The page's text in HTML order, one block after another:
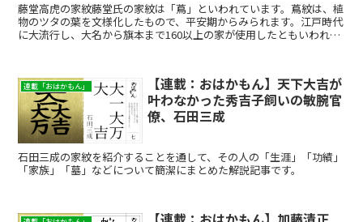
藤堂高虎の家紋藤堂氏の家紋は「蔦」といわれています。蔦紋は、植
物のツタの葉を文様化したもので、平安期からみられます。江戸時代
に大流行し、大名から旗本まで160以上の家が使用したともいわれ、
連載「おはかもん」
【連載：おはかもん】天下大吉が
叶わなかった秀吉子飼いの敏腕官
僚、石田三成
石田三成の家紋を紹介することを通して、その人の「生涯」「功績」
「家族」「墓」などについて簡潔にまとめた解説記事です。